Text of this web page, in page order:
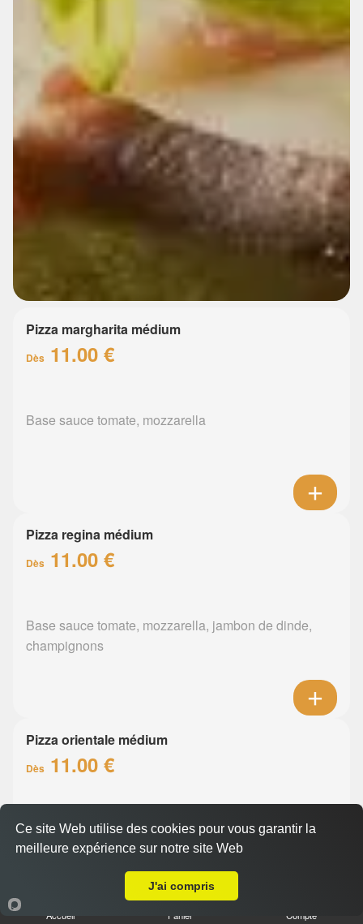
Pizza margharita médium
Dès 11.00 €
Base sauce tomate, mozzarella
Pizza regina médium
Dès 11.00 €
Base sauce tomate, mozzarella, jambon de dinde,
champignons
Pizza orientale médium
Dès 11.00 €
Base sauce tomate, mozzarella, merguez, poivrons
Accueil Panier Compte
Ce site Web utilise des cookies pour vous garantir la
meilleure expérience sur notre site Web
J'ai compris